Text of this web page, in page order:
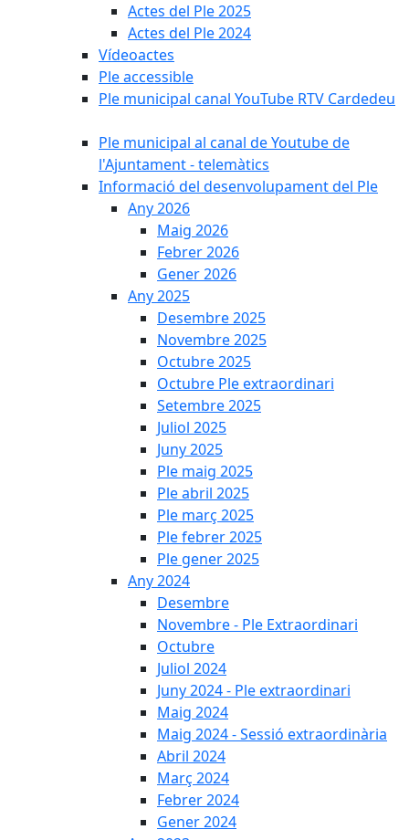
Actes del Ple 2025
Actes del Ple 2024
Vídeoactes
Ple accessible
Ple municipal canal YouTube RTV Cardedeu
Ple municipal al canal de Youtube de
l'Ajuntament - telemàtics
Informació del desenvolupament del Ple
Any 2026
Maig 2026
Febrer 2026
Gener 2026
Any 2025
Desembre 2025
Novembre 2025
Octubre 2025
Octubre Ple extraordinari
Setembre 2025
Juliol 2025
Juny 2025
Ple maig 2025
Ple abril 2025
Ple març 2025
Ple febrer 2025
Ple gener 2025
Any 2024
Desembre
Novembre - Ple Extraordinari
Octubre
Juliol 2024
Juny 2024 - Ple extraordinari
Maig 2024
Maig 2024 - Sessió extraordinària
Abril 2024
Març 2024
Febrer 2024
Gener 2024